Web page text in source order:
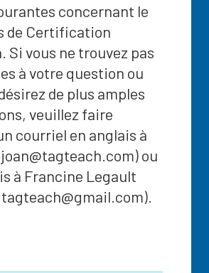
concernant le
de Certification
Si vous ne trouvez pas
à votre question ou
de plus amples
veuillez faire
courriel en anglais à
ou
à Francine Legault